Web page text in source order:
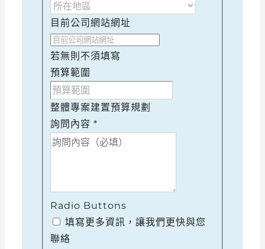
目前公司網站網址
若無則不須填寫
預算範圍
整體專案建置預算規劃
詢問內容 *
Radio Buttons
填寫更多資訊，讓我們更快與您
聯絡